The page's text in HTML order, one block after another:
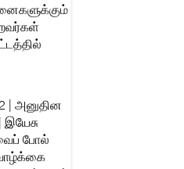
| அனுதின
போல்